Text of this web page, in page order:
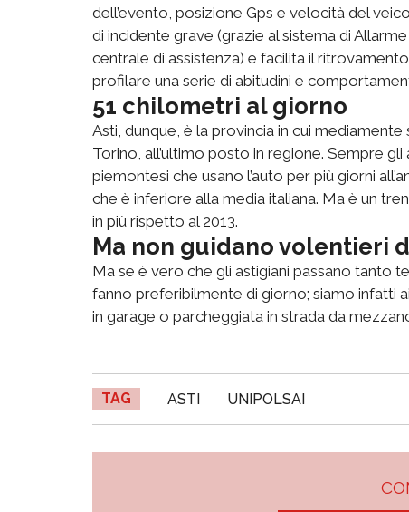
dell’evento, posizione Gps e velocità del
di incidente grave (grazie al sistema di
centrale di assistenza) e facilita il
profilare una serie di abitudini e
51 chilometri al giorno
Asti, dunque, è la provincia in cui
Torino, all’ultimo posto in regione. Sempre
piemontesi che usano l’auto per più giorni
che è inferiore alla media italiana. Ma è un
in più rispetto al 2013.
Ma non guidano volentieri
Ma se è vero che gli astigiani passano tanto
fanno preferibilmente di giorno; siamo infatti
in garage o parcheggiata in strada da
TAG ASTI UNIPOLSAI